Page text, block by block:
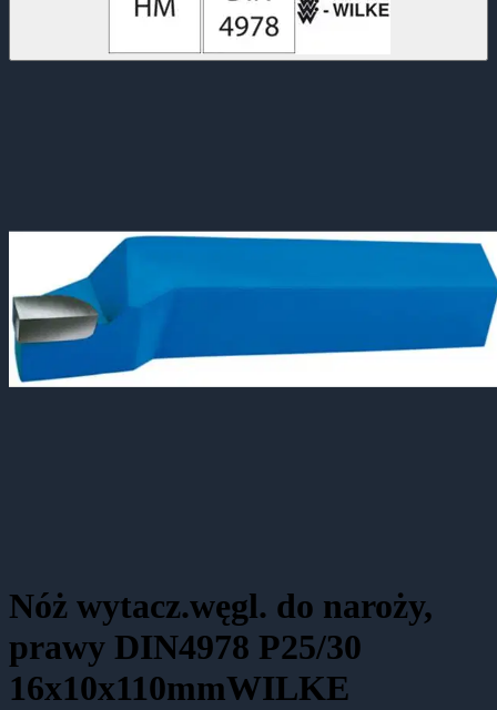
Nóż wytacz.węgl. do naroży,
prawy DIN4978 P25/30
16x10x110mmWILKE